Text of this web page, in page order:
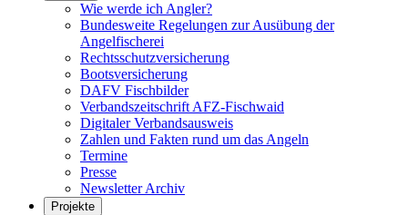
Wie werde ich Angler?
Bundesweite Regelungen zur Ausübung der
Angelfischerei
Rechtsschutzversicherung
Bootsversicherung
DAFV Fischbilder
Verbandszeitschrift AFZ-Fischwaid
Digitaler Verbandsausweis
Zahlen und Fakten rund um das Angeln
Termine
Presse
Newsletter Archiv
Projekte